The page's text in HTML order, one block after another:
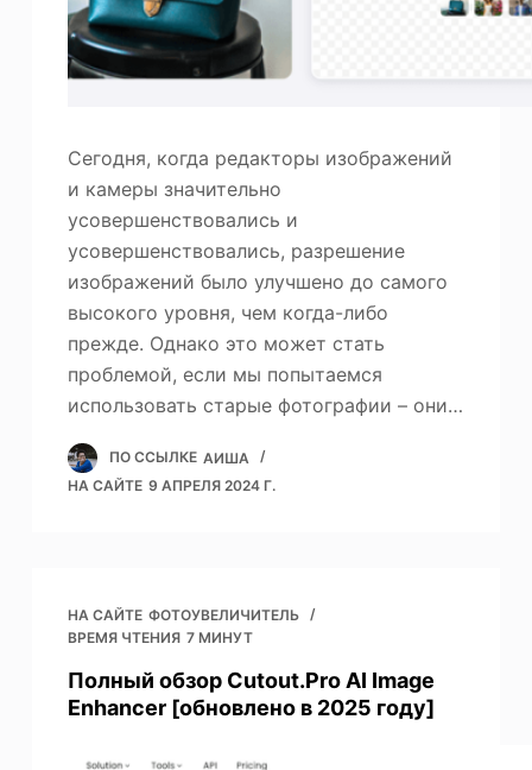
Сегодня, когда редакторы изображений
и камеры значительно
усовершенствовались и
усовершенствовались, разрешение
изображений было улучшено до самого
высокого уровня, чем когда-либо
прежде. Однако это может стать
проблемой, если мы попытаемся
использовать старые фотографии – они…
ПО ССЫЛКЕ АИША
НА САЙТЕ 9 АПРЕЛЯ 2024 Г.
НА САЙТЕ ФОТОУВЕЛИЧИТЕЛЬ
ВРЕМЯ ЧТЕНИЯ 7 МИНУТ
Полный обзор Cutout.Pro AI Image
Enhancer [обновлено в 2025 году]